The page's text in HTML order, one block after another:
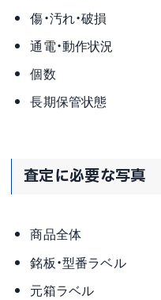
傷・汚れ・破損
通電・動作状況
個数
長期保管状態
査定に必要な写真
商品全体
銘板・型番ラベル
元箱ラベル